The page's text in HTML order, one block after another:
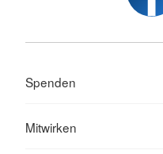
Spenden
Mitwirken